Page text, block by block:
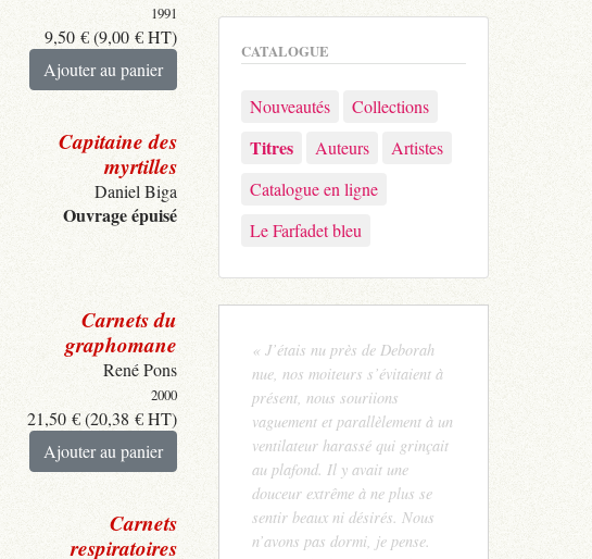
1991
9,50 €(9,00 €HT)
Ajouter au panier
Capitaine des
myrtilles
Daniel Biga
Ouvrage épuisé
Carnets du
graphomane
René Pons
2000
21,50 €(20,38 €HT)
Ajouter au panier
Carnets
respiratoires
CATALOGUE
Nouveautés Collections
Titres Auteurs
Artistes
Catalogue en ligne
Le Farfadet bleu
« J’étais nu près de Deborah
nue, nos moiteurs s’évitaient à
présent, nous souriions
vaguement et parallèlement à un
ventilateur harassé qui grinçait
au plafond. Il y avait une
douceur extrême à ne plus se
sentir beaux ni désirés. Nous
n’avons pas dormi, je pense.